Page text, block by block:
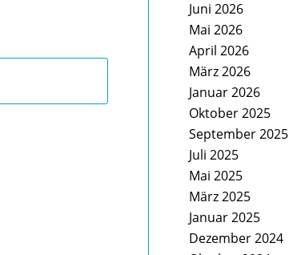
Juni 2026
Mai 2026
April 2026
März 2026
Januar 2026
Oktober 2025
September 2025
Juli 2025
Mai 2025
März 2025
Januar 2025
Dezember 2024